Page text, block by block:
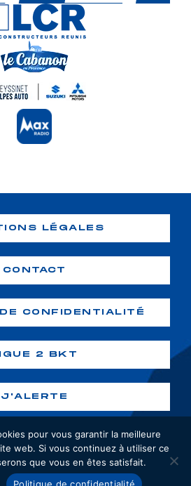
LÉGALES
CONTACT
CONFIDENTIALITÉ
2 BKT
J'ALERTE
GF38. Tous droits
pour vous garantir la meilleure
web. Si vous continuez à utiliser ce
que vous en êtes satisfait.
Politique de confidentialité